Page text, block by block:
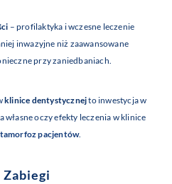
– profilaktyka i wczesne leczenie
inwazyjne niż zaawansowane
przy zaniedbaniach.
klinice dentystycznejto inwestycja w
oczy efekty leczenia w klinice
pacjentów.
Zabiegi